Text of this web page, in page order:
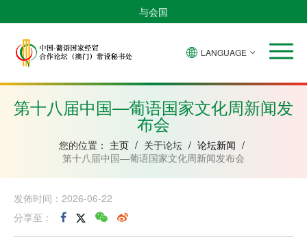
与会国
安
比
绍
內
亚
克
和
普
LANGUAGE
第十八届中国—葡语国家文化周新闻发
布会
您的位置： 主页 / 关于论坛 / 论坛新闻 /
第十八届中国—葡语国家文化周新闻发布会
发佈时间：2026-06-22
分享至：